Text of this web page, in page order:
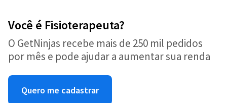
Você é Fisioterapeuta?
O GetNinjas recebe mais de 250 mil pedidos
por mês e pode ajudar a aumentar sua renda
Quero me cadastrar